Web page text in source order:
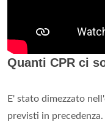
Quanti CPR ci
E' stato dimezzato
previsti in